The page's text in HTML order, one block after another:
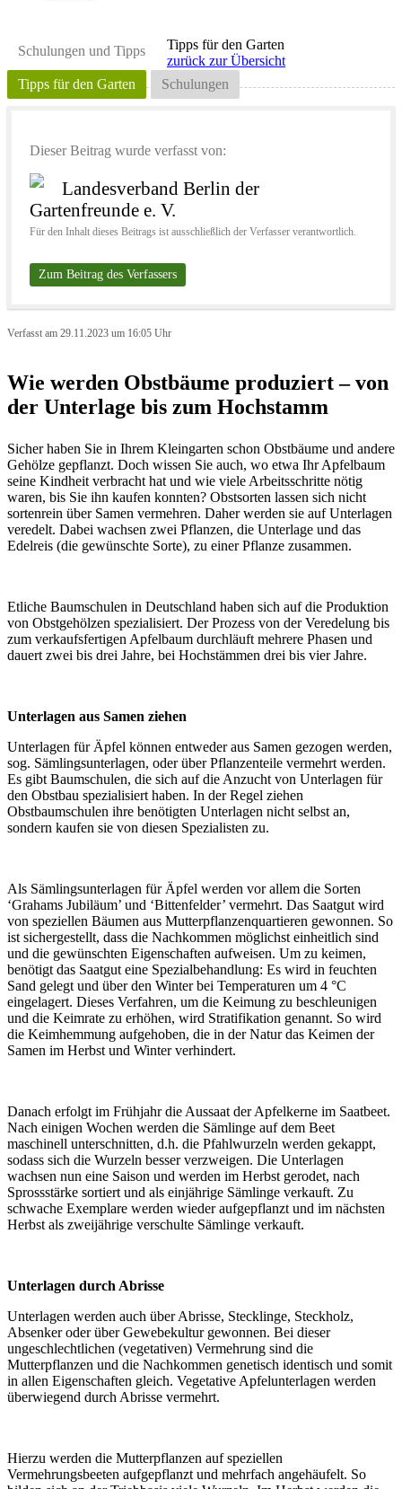
Schulungen und Tipps
Tipps für den Garten Schulungen
Tipps für den Garten
zurück zur Übersicht
Dieser Beitrag wurde verfasst von:
Landesverband Berlin der
Gartenfreunde e. V.
Für den Inhalt dieses Beitrags ist ausschließlich der Verfasser verantwortlich.
Zum Beitrag des Verfassers
Verfasst am 29.11.2023 um 16:05 Uhr
Wie werden Obstbäume produziert – von
der Unterlage bis zum Hochstamm
Sicher haben Sie in Ihrem Kleingarten schon Obstbäume und andere
Gehölze gepflanzt. Doch wissen Sie auch, wo etwa Ihr Apfelbaum
seine Kindheit verbracht hat und wie viele Arbeitsschritte nötig
waren, bis Sie ihn kaufen konnten? Obstsorten lassen sich nicht
sortenrein über Samen vermehren. Daher werden sie auf Unterlagen
veredelt. Dabei wachsen zwei Pflanzen, die Unterlage und das
Edelreis (die gewünschte Sorte), zu einer Pflanze zusammen.
Etliche Baumschulen in Deutschland haben sich auf die Produktion
von Obstgehölzen spezialisiert. Der Prozess von der Veredelung bis
zum verkaufsfertigen Apfelbaum durchläuft mehrere Phasen und
dauert zwei bis drei Jahre, bei Hochstämmen drei bis vier Jahre.
Unterlagen aus Samen ziehen
Unterlagen für Äpfel können entweder aus Samen gezogen werden,
sog. Sämlingsunterlagen, oder über Pflanzenteile vermehrt werden.
Es gibt Baumschulen, die sich auf die Anzucht von Unterlagen für
den Obstbau spezialisiert haben. In der Regel ziehen
Obstbaumschulen ihre benötigten Unterlagen nicht selbst an,
sondern kaufen sie von diesen Spezialisten zu.
Als Sämlingsunterlagen für Äpfel werden vor allem die Sorten
‘Grahams Jubiläum’ und ‘Bittenfelder’ vermehrt. Das Saatgut wird
von speziellen Bäumen aus Mutterpflanzenquartieren gewonnen. So
ist sichergestellt, dass die Nachkommen möglichst einheitlich sind
und die gewünschten Eigenschaften aufweisen. Um zu keimen,
benötigt das Saatgut eine Spezialbehandlung: Es wird in feuchten
Sand gelegt und über den Winter bei Temperaturen um 4 °C
eingelagert. Dieses Verfahren, um die Keimung zu beschleunigen
und die Keimrate zu erhöhen, wird Stratifikation genannt. So wird
die Keimhemmung aufgehoben, die in der Natur das Keimen der
Samen im Herbst und Winter verhindert.
Danach erfolgt im Frühjahr die Aussaat der Apfelkerne im Saatbeet.
Nach einigen Wochen werden die Sämlinge auf dem Beet
maschinell unterschnitten, d.h. die Pfahlwurzeln werden gekappt,
sodass sich die Wurzeln besser verzweigen. Die Unterlagen
wachsen nun eine Saison und werden im Herbst gerodet, nach
Sprossstärke sortiert und als einjährige Sämlinge verkauft. Zu
schwache Exemplare werden wieder aufgepflanzt und im nächsten
Herbst als zweijährige verschulte Sämlinge verkauft.
Unterlagen durch Abrisse
Unterlagen werden auch über Abrisse, Stecklinge, Steckholz,
Absenker oder über Gewebekultur gewonnen. Bei dieser
ungeschlechtlichen (vegetativen) Vermehrung sind die
Mutterpflanzen und die Nachkommen genetisch identisch und somit
in allen Eigenschaften gleich. Vegetative Apfelunterlagen werden
überwiegend durch Abrisse vermehrt.
Hierzu werden die Mutterpflanzen auf speziellen
Vermehrungsbeeten aufgepflanzt und mehrfach angehäufelt. So